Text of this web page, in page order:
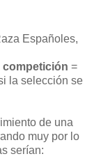
Españoles,
competición =
la selección se
de una
muy por lo
serían: